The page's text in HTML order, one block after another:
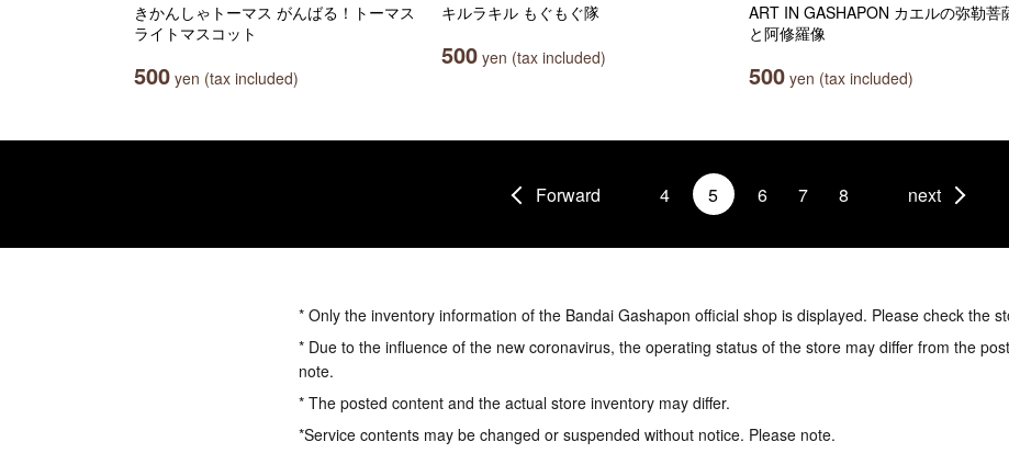
きかんしゃトーマス がんばる！トーマス
ライトマスコット
500 yen (tax included)
キルラキル もぐもぐ隊
500 yen (tax included)
ART IN GASHAPON カエルの弥勒菩
と阿修羅像
500 yen (tax included)
Forward 4 5 6 7 8 next
* Only the inventory information of the Bandai Gashapon official shop is displayed. Please check the
* Due to the influence of the new coronavirus, the operating status of the store may differ from the
note.
* The posted content and the actual store inventory may differ.
*Service contents may be changed or suspended without notice. Please note.